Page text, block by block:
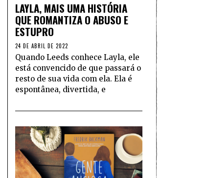
LAYLA, MAIS UMA HISTÓRIA
QUE ROMANTIZA O ABUSO E
ESTUPRO
24 DE ABRIL DE 2022
Quando Leeds conhece Layla, ele
está convencido de que passará o
resto de sua vida com ela. Ela é
espontânea, divertida, e